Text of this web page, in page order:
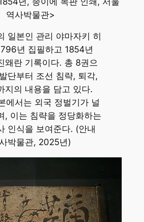
역사박물관>
일본인 관리 야마자키 히
년 집필하고 1854년
왜란 기록이다. 총 8권으
단부터 조선 침략, 퇴각,
지의 내용을 담고 있다.
에서는 외국 정벌기가 널
, 이는 침략을 정당화하는
인식을 보여준다. (안내
박물관, 2025년)